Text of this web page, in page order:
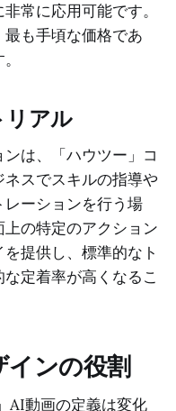
常に応用可能です。
も手頃な価格であ
リアル
は、「ハウツー」コ
スでスキルの指導や
ーションを行う場
の特定のアクション
提供し、標準的なト
定着率が高くなるこ
インの役割
AI動画の定義は変化